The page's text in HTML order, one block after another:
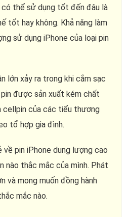
có thể sử dụng tốt đến đâu là
tốt hay không. Khả năng làm
sử dụng iPhone của loại pin
lớn xảy ra trong khi cắm sạc
được sản xuất kém chất
của các tiểu thương
tổ hợp gia đình.
về pin iPhone dung lượng cao
nào thắc mắc của mình. Phát
và mong muốn đồng hành
mắc nào.